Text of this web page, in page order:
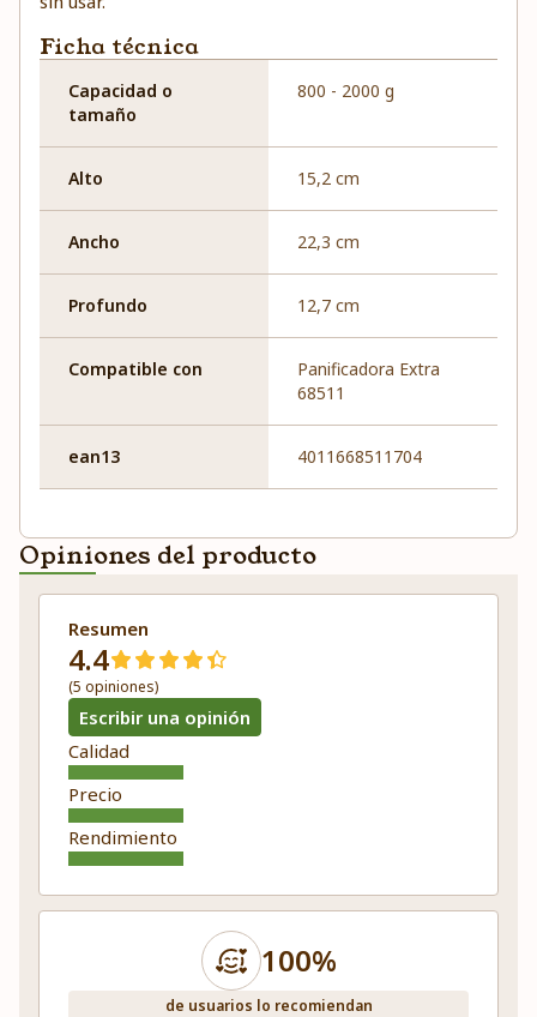
Ficha técnica
Capacidad o
tamaño
800 - 2000 g
Alto 15,2 cm
Ancho 22,3 cm
Profundo 12,7 cm
Compatible con
Panificadora Extra
68511
ean13 4011668511704
Opiniones del producto
Resumen
4.4
(5 opiniones)
Escribir una opinión
Calidad
Precio
Rendimiento
100%
de usuarios lo recomiendan